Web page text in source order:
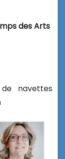
des Arts
navettes